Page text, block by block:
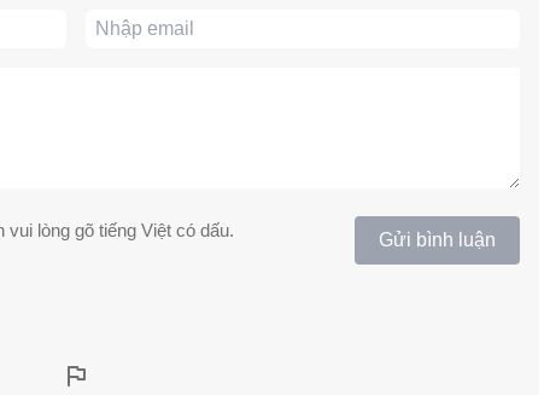
lòng gõ tiếng Việt có dấu. Gửi bình luận